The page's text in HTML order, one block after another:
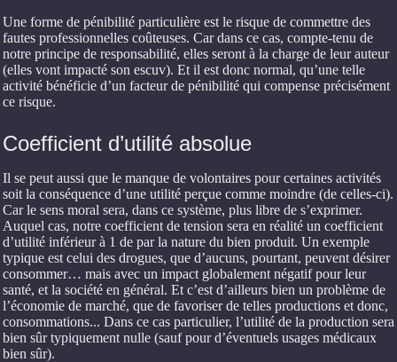
Une forme de pénibilité particulière est le risque de commettre des
fautes professionnelles coûteuses. Car dans ce cas, compte-tenu de
notre principe de responsabilité, elles seront à la charge de leur auteur
(elles vont impacté son escuv). Et il est donc normal, qu’une telle
activité bénéficie d’un facteur de pénibilité qui compense précisément
ce risque.
Coefficient d’utilité absolue
Il se peut aussi que le manque de volontaires pour certaines activités
soit la conséquence d’une utilité perçue comme moindre (de celles-ci).
Car le sens moral sera, dans ce système, plus libre de s’exprimer.
Auquel cas, notre coefficient de tension sera en réalité un coefficient
d’utilité inférieur à 1 de par la nature du bien produit. Un exemple
typique est celui des drogues, que d’aucuns, pourtant, peuvent désirer
consommer… mais avec un impact globalement négatif pour leur
santé, et la société en général. Et c’est d’ailleurs bien un problème de
l’économie de marché, que de favoriser de telles productions et donc,
consommations... Dans ce cas particulier, l’utilité de la production sera
bien sûr typiquement nulle (sauf pour d’éventuels usages médicaux
bien sûr).